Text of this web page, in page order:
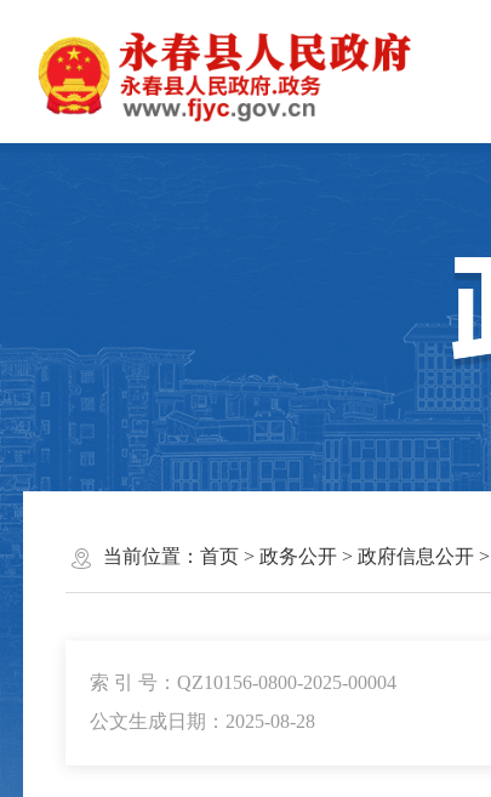
当前位置： 首页> 政务公开> 政府信息公开>
索 引 号：QZ10156-0800-2025-00004
公文生成日期：2025-08-28